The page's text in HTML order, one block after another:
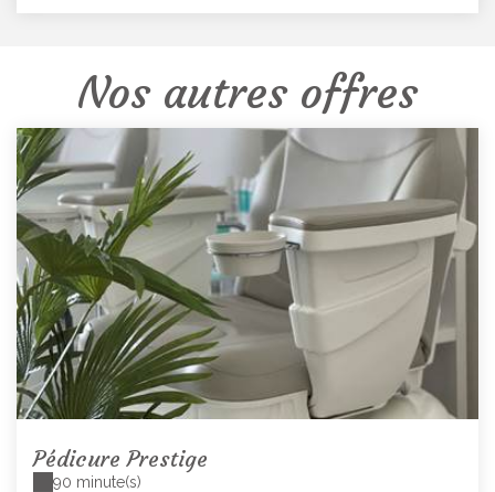
Nos autres offres
Pédicure Prestige
90 minute(s)